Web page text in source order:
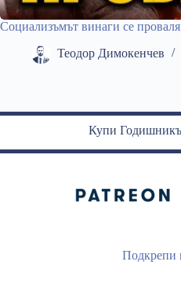
Социализъмът винаги се проваля
Теодор Димокенчев
Купи
Подкрепи